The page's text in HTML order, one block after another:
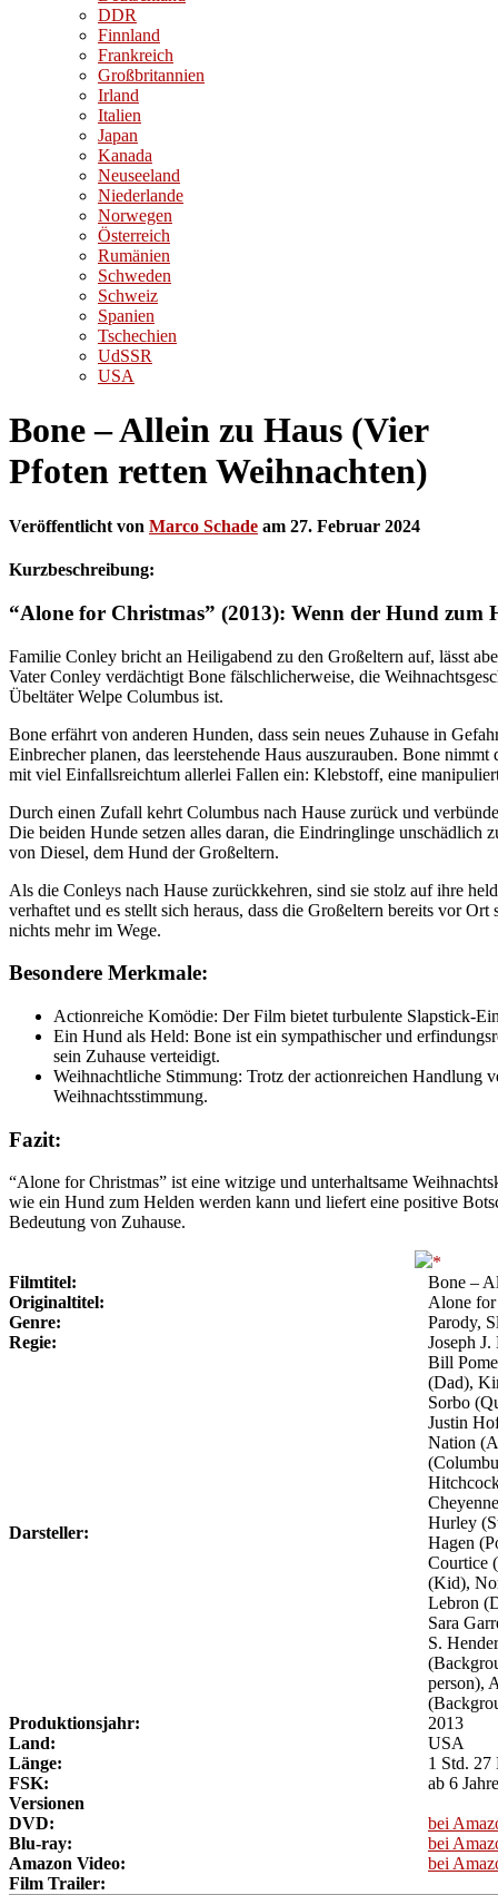
DDR
Finnland
Frankreich
Großbritannien
Irland
Italien
Japan
Kanada
Neuseeland
Niederlande
Norwegen
Österreich
Rumänien
Schweden
Schweiz
Spanien
Tschechien
UdSSR
USA
Bone – Allein zu Haus (Vier
Pfoten retten Weihnachten)
Veröffentlicht von Marco Schade am 27. Februar 2024
Kurzbeschreibung:
“Alone for Christmas” (2013): Wenn der Hund zum
Familie Conley bricht an Heiligabend zu den Großeltern auf, lässt
Vater Conley verdächtigt Bone fälschlicherweise, die
Übeltäter Welpe Columbus ist.
Bone erfährt von anderen Hunden, dass sein neues Zuhause in
Einbrecher planen, das leerstehende Haus auszurauben. Bone
mit viel Einfallsreichtum allerlei Fallen ein: Klebstoff, eine
Durch einen Zufall kehrt Columbus nach Hause zurück und
Die beiden Hunde setzen alles daran, die Eindringlinge unschädlich
von Diesel, dem Hund der Großeltern.
Als die Conleys nach Hause zurückkehren, sind sie stolz auf ihre
verhaftet und es stellt sich heraus, dass die Großeltern bereits vor
nichts mehr im Wege.
Besondere Merkmale:
Actionreiche Komödie: Der Film bietet turbulente Slapstick-
Ein Hund als Held: Bone ist ein sympathischer und
sein Zuhause verteidigt.
Weihnachtliche Stimmung: Trotz der actionreichen Handlung
Weihnachtsstimmung.
Fazit:
“Alone for Christmas” ist eine witzige und unterhaltsame
wie ein Hund zum Helden werden kann und liefert eine positive
Bedeutung von Zuhause.
Filmtitel:
Bone –
Originaltitel:
Alone for
Genre:
Parody,
Regie:
Joseph
Darsteller:
Bill
(Dad),
Sorbo
Justin
Nation
Hurley
Hagen
Courtice
(Kid),
Lebron
Sara
S.
person),
Produktionsjahr:
2013
Land:
USA
Länge:
1 Std. 27
FSK:
ab 6
Versionen
DVD:
bei
Blu-ray:
bei
Amazon Video:
bei
Film Trailer: